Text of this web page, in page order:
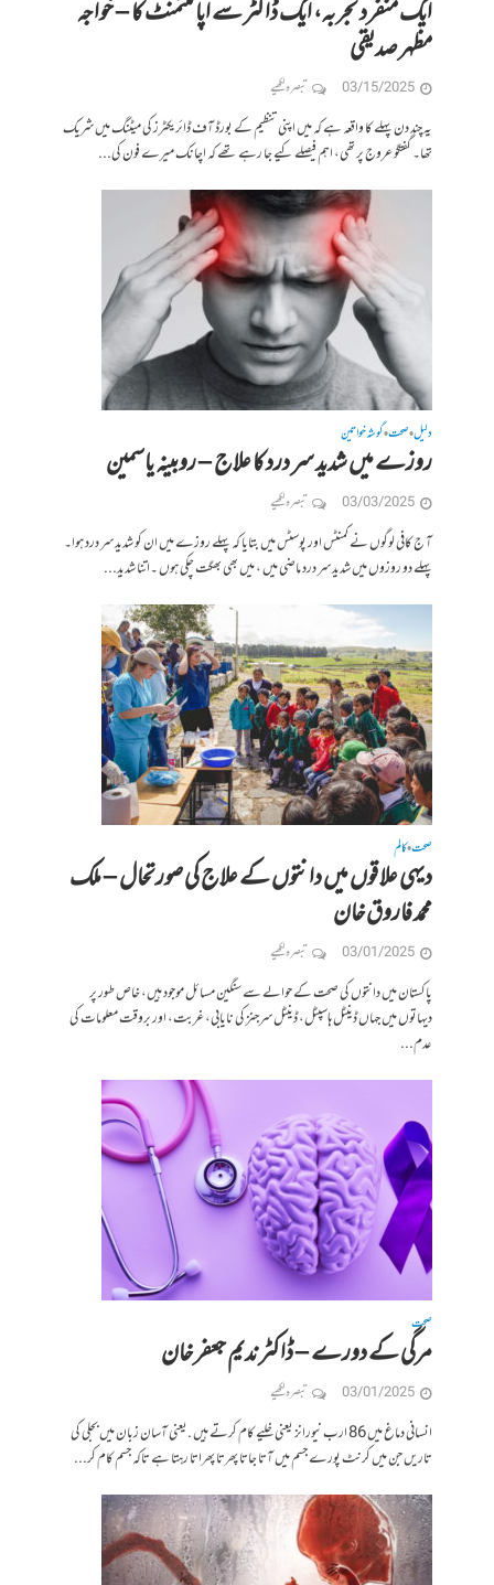
ایک منفرد تجربہ، ایک ڈاکٹر سے اپائنٹمنٹ کا – خواجہ
مظہر صدیقی
03/15/2025 تبصرہ لکھیے
یہ چند دن پہلے کا واقعہ ہے کہ میں اپنی تنظیم کے بورڈ آف ڈائریکٹرز کی میٹنگ میں شریک
تھا۔ گفتگو عروج پر تھی، اہم فیصلے کیے جا رہے تھے کہ اچانک میرے فون کی...
دلیل•صحت•گوشہ خواتین
روزے میں شدید سر درد کا علاج – روبینہ یاسمین
03/03/2025 تبصرہ لکھیے
آ ج کافی لوگوں نے کمنٹس اور پوسٹس میں بتایا کہ پہلے روزے میں ان کو شدید سر درد ہوا۔
پہلے دو روزوں میں شدید سر درد ماضی میں ، میں بھی بھگت چکی ہوں ۔اتنا شدید...
صحت•کالم
دیہی علاقوں میں دانتوں کے علاج کی صورتحال – ملک
محمد فاروق خان
03/01/2025 تبصرہ لکھیے
پاکستان میں دانتوں کی صحت کے حوالے سے سنگین مسائل موجود ہیں، خاص طور پر
دیہاتوں میں جہاں ڈینٹل ہاسپٹل، ڈینٹل سرجنز کی نایابی، غربت، اور بروقت معلومات کی
عدم...
صحت
مرگی کے دورے – ڈاکٹر ندیم جعفر خان
03/01/2025 تبصرہ لکھیے
انسانی دماغ میں 86 ارب نیورانز یعنی خلیے کام کرتے ہیں .یعنی آسان زبان میں بجلی کی
تاریں جن میں کرنٹ پورے جسم میں آتا جاتا پھرتا پھراتا رہتا ہے تاکہ جسم کام کر...